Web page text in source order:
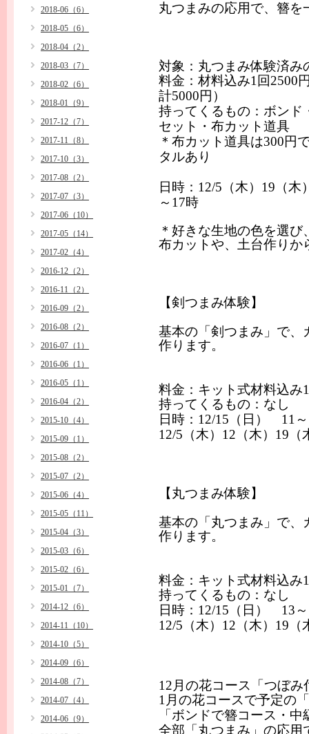
丸つまみの応用で、簪を
対象：丸つまみ体験済み
料金：材料込み1 回2500
計5000円）
持ってくるもの：ボンド
セット・布カット道具
＊布カット道具は300円
タルあり
日時： 12/5 （木） 19 （
～ 17時
＊好きな生地の色を選び
布カットや、土台作りか
【剣つまみ体験】
基本の「剣つまみ」で、
作ります。
料金：キット式材料込み
持ってくるもの：なし
日時： 12/15 （日） 11 ～
12/5 （木） 12 （木） 19
【丸つまみ体験】
基本の「丸つまみ」で、
作ります。
料金：キット式材料込み
持ってくるもの：なし
日時： 12/15 （日） 13 ～
12/5 （木） 12 （木） 19
12 月の花コース「つぼ
1 月の花コースで予定の
「ボンドで簪コース・中
全部「丸つまみ」の応用
2018-06（6）
2018-05（6）
2018-04（2）
2018-03（7）
2018-02（6）
2018-01（9）
2017-12（7）
2017-11（8）
2017-10（3）
2017-08（2）
2017-07（3）
2017-06（10）
2017-05（14）
2017-02（4）
2016-12（2）
2016-11（2）
2016-09（2）
2016-08（2）
2016-07（1）
2016-06（1）
2016-05（1）
2016-04（2）
2015-10（4）
2015-09（1）
2015-08（2）
2015-07（2）
2015-06（4）
2015-05（11）
2015-04（3）
2015-03（6）
2015-02（6）
2015-01（7）
2014-12（6）
2014-11（10）
2014-10（5）
2014-09（6）
2014-08（7）
2014-07（4）
2014-06（9）